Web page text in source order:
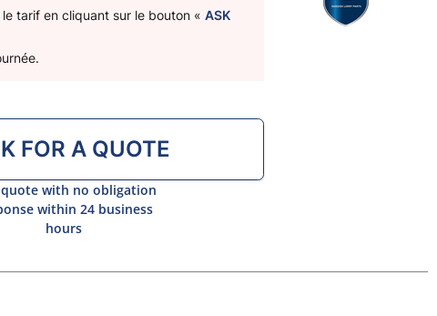
tarif en cliquant sur le bouton «ASK
FOR A QUOTE
quote with no obligation
within 24 business
hours